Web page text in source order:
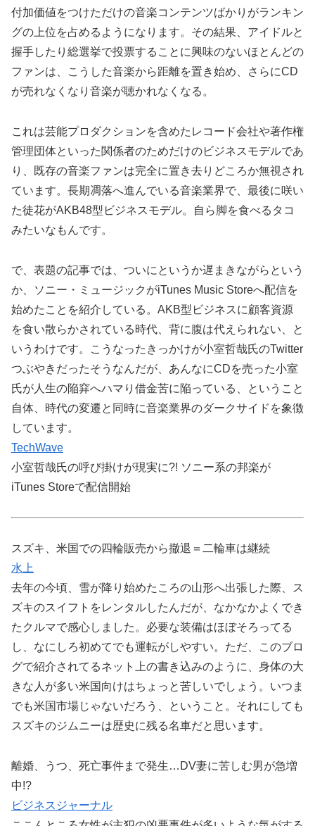
付加価値をつけただけの音楽コンテンツばかりがランキン
グの上位を占めるようになります。その結果、アイドルと
握手したり総選挙で投票することに興味のないほとんどの
ファンは、こうした音楽から距離を置き始め、さらにCD
が売れなくなり音楽が聴かれなくなる。
これは芸能プロダクションを含めたレコード会社や著作権
管理団体といった関係者のためだけのビジネスモデルであ
り、既存の音楽ファンは完全に置き去りどころか無視され
ています。長期凋落へ進んでいる音楽業界で、最後に咲い
た徒花がAKB48型ビジネスモデル。自ら脚を食べるタコ
みたいなもんです。
で、表題の記事では、ついにというか遅まきながらという
か、ソニー・ミュージックがiTunes Music Storeへ配信を
始めたことを紹介している。AKB型ビジネスに顧客資源
を食い散らかされている時代、背に腹は代えられない、と
いうわけです。こうなったきっかけが小室哲哉氏のTwitter
つぶやきだったそうなんだが、あんなにCDを売った小室
氏が人生の陥穽へハマり借金苦に陥っている、ということ
自体、時代の変遷と同時に音楽業界のダークサイドを象徴
しています。
TechWave
小室哲哉氏の呼び掛けが現実に?! ソニー系の邦楽が
iTunes Storeで配信開始
スズキ、米国での四輪販売から撤退＝二輪車は継続
水上
去年の今頃、雪が降り始めたころの山形へ出張した際、ス
ズキのスイフトをレンタルしたんだが、なかなかよくでき
たクルマで感心しました。必要な装備はほぼそろってる
し、なにしろ初めてでも運転がしやすい。ただ、このブロ
グで紹介されてるネット上の書き込みのように、身体の大
きな人が多い米国向けはちょっと苦しいでしょう。いつま
でも米国市場じゃないだろう、ということ。それにしても
スズキのジムニーは歴史に残る名車だと思います。
離婚、うつ、死亡事件まで発生…DV妻に苦しむ男が急増
中!?
ビジネスジャーナル